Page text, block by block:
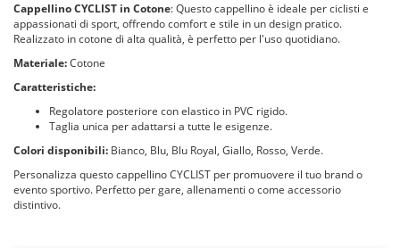
Cappellino CYCLIST in Cotone: Questo cappellino è ideale per ciclisti e
appassionati di sport, offrendo comfort e stile in un design pratico.
Realizzato in cotone di alta qualità, è perfetto per l'uso quotidiano.
Materiale:Cotone
Caratteristiche:
Regolatore posteriore con elastico in PVC rigido.
Taglia unica per adattarsi a tutte le esigenze.
Colori disponibili: Bianco, Blu, Blu Royal, Giallo, Rosso, Verde.
Personalizza questo cappellino CYCLIST per promuovere il tuo brand o
evento sportivo. Perfetto per gare, allenamenti o come accessorio
distintivo.